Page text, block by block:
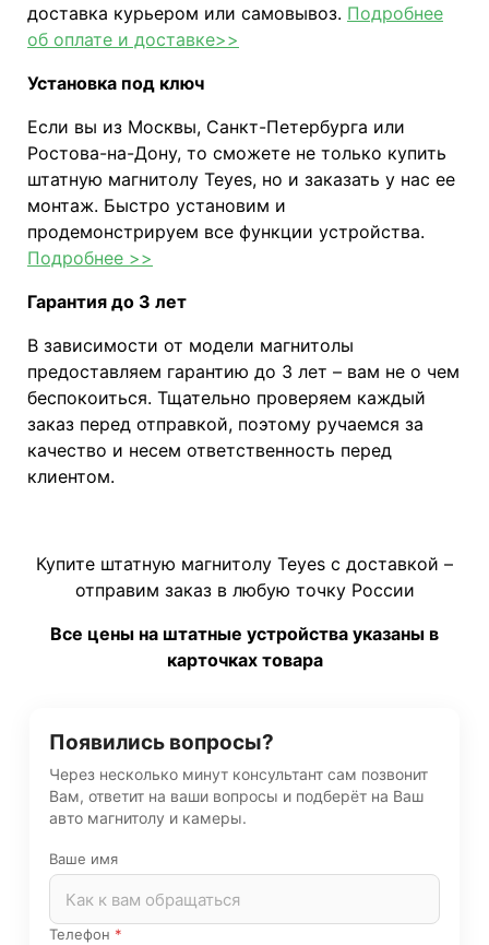
доставка курьером или самовывоз. Подробнее
об оплате и доставке>>
Установка под ключ
Если вы из Москвы, Санкт-Петербурга или
Ростова-на-Дону, то сможете не только купить
штатную магнитолу Teyes, но и заказать у нас ее
монтаж. Быстро установим и
продемонстрируем все функции устройства.
Подробнее >>
Гарантия до 3 лет
В зависимости от модели магнитолы
предоставляем гарантию до 3 лет – вам не о чем
беспокоиться. Тщательно проверяем каждый
заказ перед отправкой, поэтому ручаемся за
качество и несем ответственность перед
клиентом.
Купите штатную магнитолу Teyes с доставкой –
отправим заказ в любую точку России
Все цены на штатные устройства указаны в
карточках товара
Появились вопросы?
Через несколько минут консультант сам позвонит
Вам, ответит на ваши вопросы и подберёт на Ваш
авто магнитолу и камеры.
Ваше имя
Телефон *